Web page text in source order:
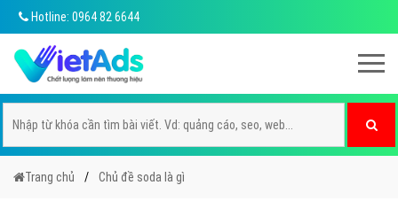
Hotline: 0964 82 6644
Trang chủ Chủ đề soda là gì